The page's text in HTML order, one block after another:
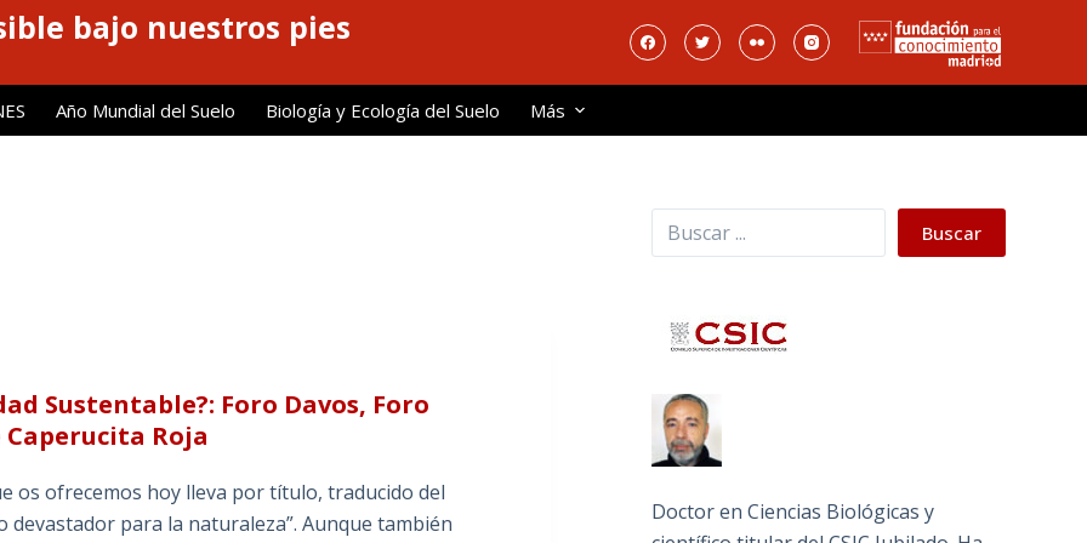
bajo nuestros pies
Año Mundial del Suelo Biología y Ecología del Suelo Más
Sustentable?: Foro Davos, Foro
Roja
os ofrecemos hoy lleva por título, traducido del
devastador para la naturaleza”. Aunque también
Buscar Buscar
Doctor en Ciencias Biológicas y